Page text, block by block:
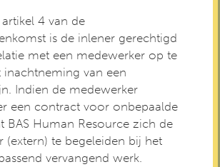
4 van de
is de inlener gerechtigd
met een medewerker op te
van een
Indien de medewerker
een contract voor onbepaalde
BAS Human Resource zich de
(extern) te begeleiden bij het
vervangend werk.